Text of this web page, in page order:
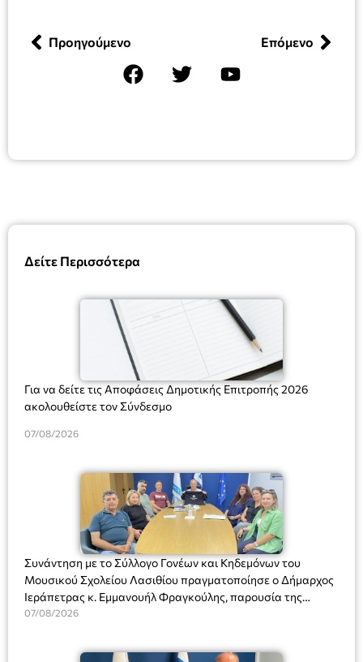
Δείτε Περισσότερα
Για να δείτε τις Αποφάσεις Δημοτικής Επιτροπής 2026
ακολουθείστε τον Σύνδεσμο
07/08/2026
Συνάντηση με το Σύλλογο Γονέων και Κηδεμόνων του
Μουσικού Σχολείου Λασιθίου πραγματοποίησε ο Δήμαρχος
Ιεράπετρας κ. Εμμανουήλ Φραγκούλης, παρουσία της
Διευθύντριας του σχολείου κας Μαριάννας Χαΐτα.
07/08/2026
Προηγούμενο Επόμενο